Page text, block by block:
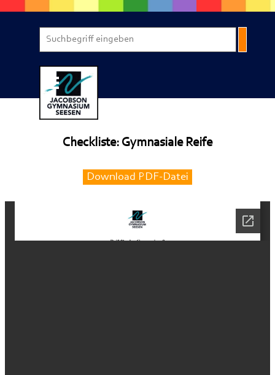
Menü überspringen
Checkliste: Gymnasiale Reife
Download PDF-Datei